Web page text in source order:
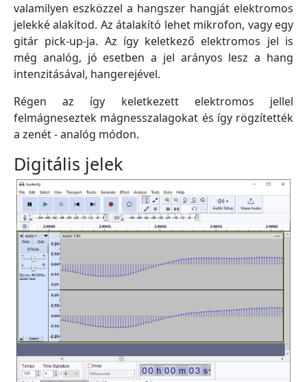
valamilyen eszközzel a hangszer hangját elektromos
jelekké alakítod. Az átalakító lehet mikrofon, vagy egy
gitár pick-up-ja. Az így keletkező elektromos jel is
még analóg, jó esetben a jel arányos lesz a hang
intenzitásával, hangerejével.
Régen az így keletkezett elektromos jellel
felmágneseztek mágnesszalagokat és így rögzítették
a zenét - analóg módon.
Digitális jelek